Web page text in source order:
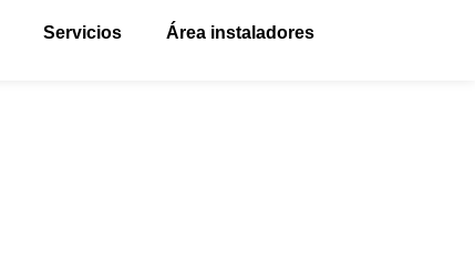
Servicios Área instaladores